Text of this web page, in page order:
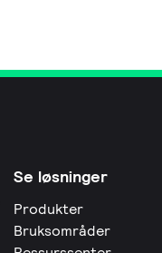
Se løsninger
Produkter
Bruksområder